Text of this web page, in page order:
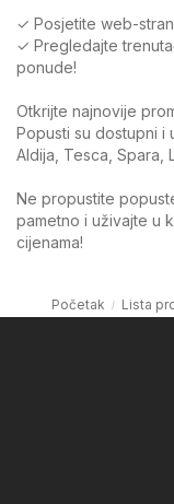
✓ Posjetite web-
✓ Pregledajte
ponude!
Otkrijte najnovije
Popusti su dostupni i
Aldija, Tesca, Spara,
Ne propustite
pametno i uživajte u
cijenama!
Početak Lista